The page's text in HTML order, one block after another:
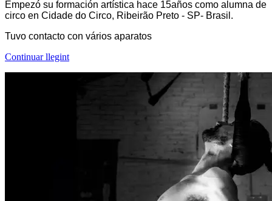
Empezó su formación artística hace 15años como alumna de
circo en Cidade do Circo, Ribeirão Preto - SP- Brasil.
Tuvo contacto con vários aparatos
Continuar llegint